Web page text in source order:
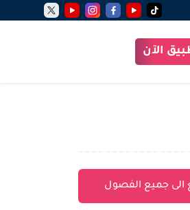
الآن
الى جميع الفصول